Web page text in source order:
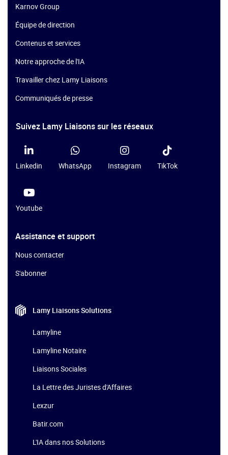
Karnov Group
Équipe de direction
Contenus et services
Notre approche de l'IA
Travailler chez Lamy Liaisons
Communiqués de presse
Suivez Lamy Liaisons sur les réseaux
Linkedin WhatsApp Instagram TikTok
Youtube
Assistance et support
Nous contacter
S'abonner
Lamy LiaisonsSolutions
Lamyline
Lamyline Notaire
Liaisons Sociales
La Lettre des Juristes d'Affaires
Lexzur
Batir.com
L'IA dans nos Solutions